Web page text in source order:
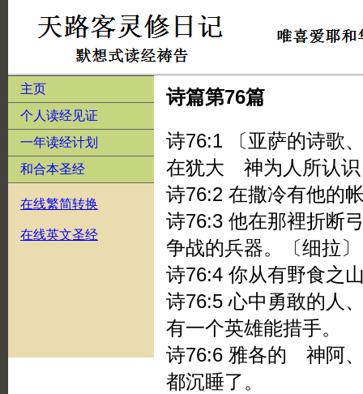
主页
个人读经见证
一年读经计划
和合本圣经
在线繁简转换
在线英文圣经
诗篇第76篇
诗76:1 〔亚萨的诗歌
在犹大 神为人所认识
诗76:2 在撒冷有他的
诗76:3 他在那裡折断
争战的兵器。〔细拉〕
诗76:4 你从有野食之
诗76:5 心中勇敢的人
有一个英雄能措手。
诗76:6 雅各的 神阿
都沉睡了。